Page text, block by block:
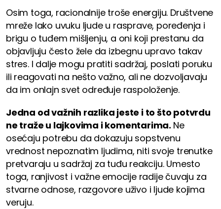
Osim toga, racionalnije troše energiju. Društvene
mreže lako uvuku ljude u rasprave, poređenja i
brigu o tuđem mišljenju, a oni koji prestanu da
objavljuju često žele da izbegnu upravo takav
stres. I dalje mogu pratiti sadržaj, poslati poruku
ili reagovati na nešto važno, ali ne dozvoljavaju
da im onlajn svet određuje raspoloženje.
Jedna od važnih razlika jeste i to što potvrdu
ne traže u lajkovima i komentarima. Ne
osećaju potrebu da dokazuju sopstvenu
vrednost nepoznatim ljudima, niti svoje trenutke
pretvaraju u sadržaj za tuđu reakciju. Umesto
toga, ranjivost i važne emocije radije čuvaju za
stvarne odnose, razgovore uživo i ljude kojima
veruju.